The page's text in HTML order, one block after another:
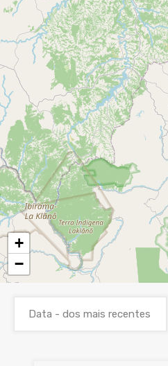
+
−